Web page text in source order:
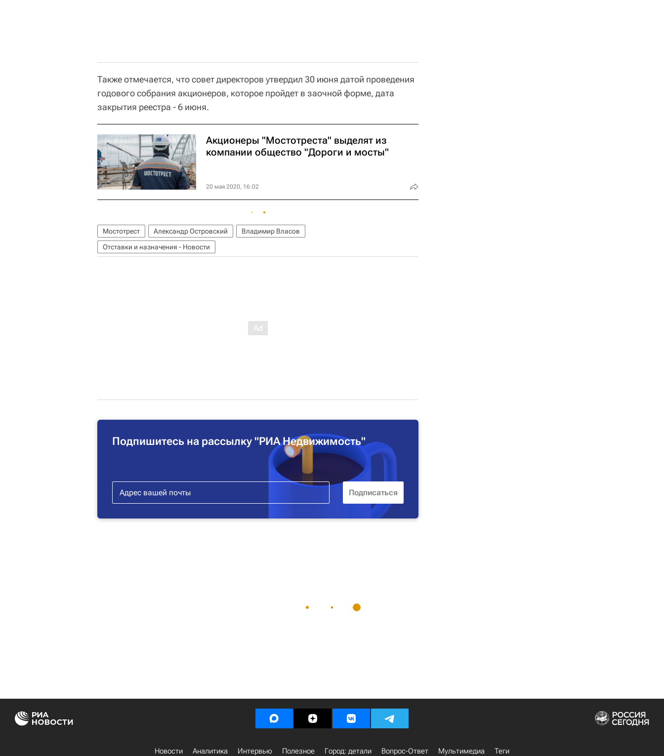
Также отмечается, что совет директоров утвердил 30 июня датой проведения
годового собрания акционеров, которое пройдет в заочной форме, дата
закрытия реестра - 6 июня.
Акционеры "Мостотреста" выделят из
компании общество "Дороги и мосты"
20 мая 2020, 16:02
Мостотрест Александр Островский
Владимир Власов
Отставки и назначения - Новости
Подпишитесь на рассылку "РИА Недвижимость"
Новости Аналитика Интервью Полезное Город: детали Вопрос-Ответ Мультимедиа Теги